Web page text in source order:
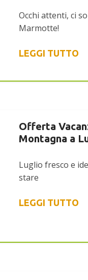
Occhi attenti, ci
Marmotte!
LEGGI TUTTO
Offerta
Montagna a
Luglio fresco e
stare
LEGGI TUTTO